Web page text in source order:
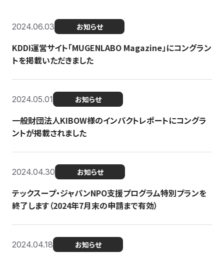
2024.06.03 お知らせ
KDDI運営サイト「MUGENLABO Magazine」にコングラン
トを掲載いただきました
2024.05.01 お知らせ
一般財団法人KIBOW様のインパクトレポートにコングラ
ントが掲載されました
2024.04.30 お知らせ
テックスープ・ジャパンNPO支援プログラム特別プランを
終了します（2024年7月末の申請まで有効）
2024.04.18 お知らせ